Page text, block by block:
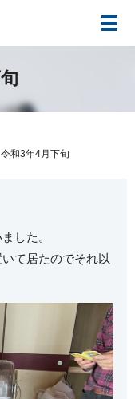
メ
令和3年4月下旬
した。
て居たのでそれ以